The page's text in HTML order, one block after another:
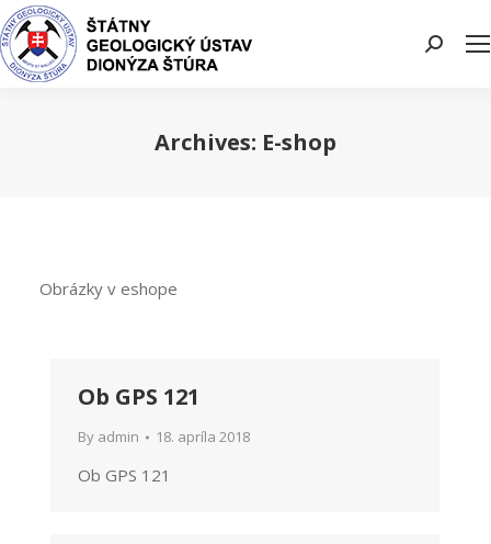
Search:
Archives: E-shop
Obrázky v eshope
Ob GPS 121
By admin 18. apríla 2018
Ob GPS 121